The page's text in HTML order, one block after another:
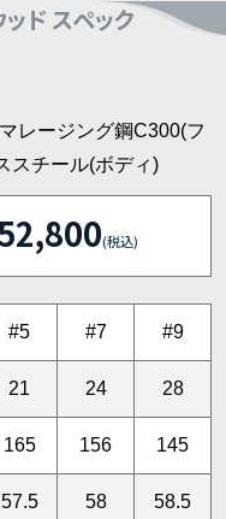
ド スペック
レージング鋼C300(フ
スチール(ボディ)
(税込)
#5 #7 #9
21 24 28
165 156 145
57.5 58 58.5